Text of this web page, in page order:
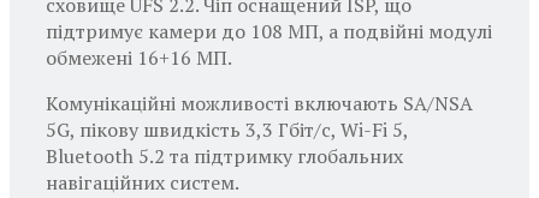
підтримує камери до 108 МП, а подвійні модулі
обмежені 16+16 МП.
Комунікаційні можливості включають SA/NSA
5G, пікову швидкість 3,3 Гбіт/с, Wi-Fi 5,
Bluetooth 5.2 та підтримку глобальних
навігаційних систем.